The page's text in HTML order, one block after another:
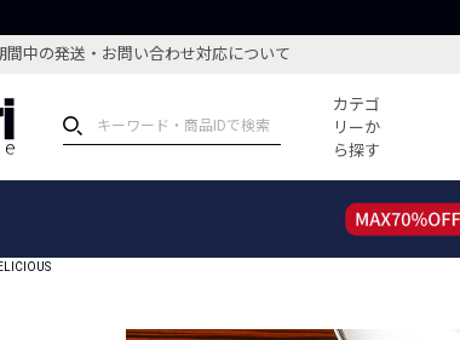
中の発送・お問い合わせ対応について
カテゴ
リーか
ら探す